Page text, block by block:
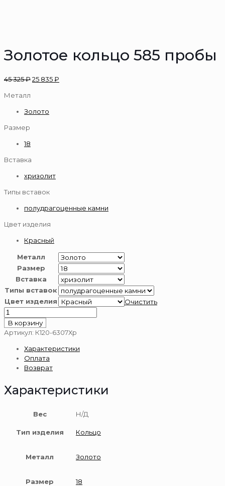
Золотое кольцо 585 пробы
45 325₽25 835₽
Металл
Золото
Размер
18
Вставка
хризолит
Типы вставок
полудрагоценные камни
Цвет изделия
Красный
Металл
Размер
Вставка
Типы вставок
Цвет изделия
Очистить
Количество
товара
Золотое
пробы
В корзину
Артикул: К120-6307Хр
Характеристики
Оплата
Возврат
Характеристики
Вес Н/Д
Тип изделия Кольцо
Металл Золото
Размер 18